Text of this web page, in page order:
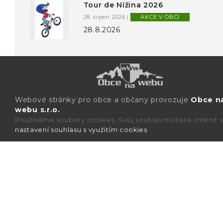
Tour de Nížina 2026
28. srpen 2026 | AKCE V OBCI
28.8.2026
Webové stránky pro obce a občany provozuje Obce
webu s.r.o.
Používáme soubory cookies. Svůj souhlas můžete změnit v
nastavení souhlasu s využitím cookies